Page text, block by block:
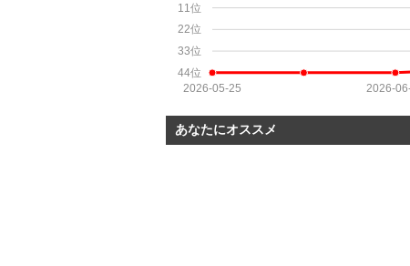
44位
33位
22位
11位
2026-05-25 2026-
あなたにオススメ